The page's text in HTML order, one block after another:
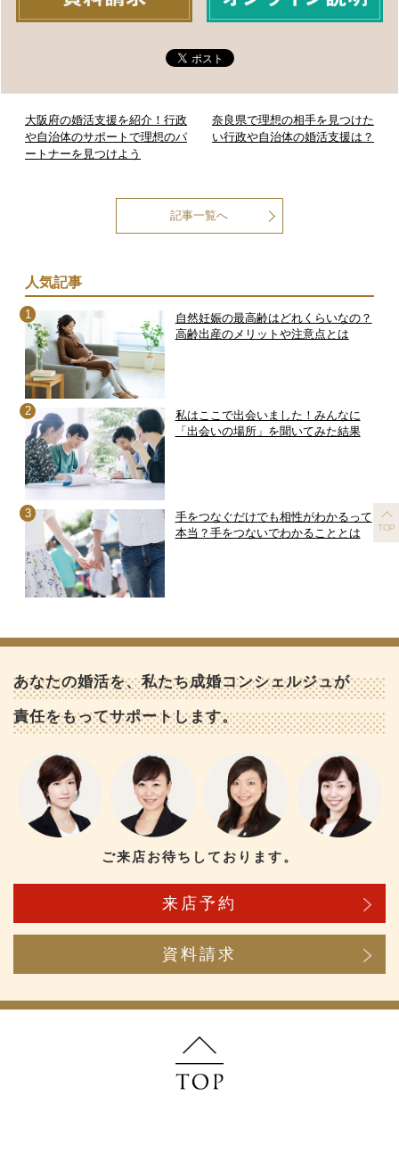
大阪府の婚活支援を紹介！行政
や自治体のサポートで理想のパ
ートナーを見つけよう
奈良県で理想の相手を見つけた
い行政や自治体の婚活支援は？
記事一覧へ
人気記事
自然妊娠の最高齢はどれくらいなの？
高齢出産のメリットや注意点とは
私はここで出会いました！みんなに
「出会いの場所」を聞いてみた結果
手をつなぐだけでも相性がわかるって
本当？手をつないでわかることとは
TOP
あなたの婚活を、私たち成婚コンシェルジュが
責任をもってサポートします。
ご来店お待ちしております。
来店予約
資料請求